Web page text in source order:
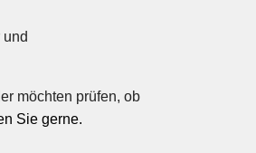
möchten prüfen, ob
Sie gerne.